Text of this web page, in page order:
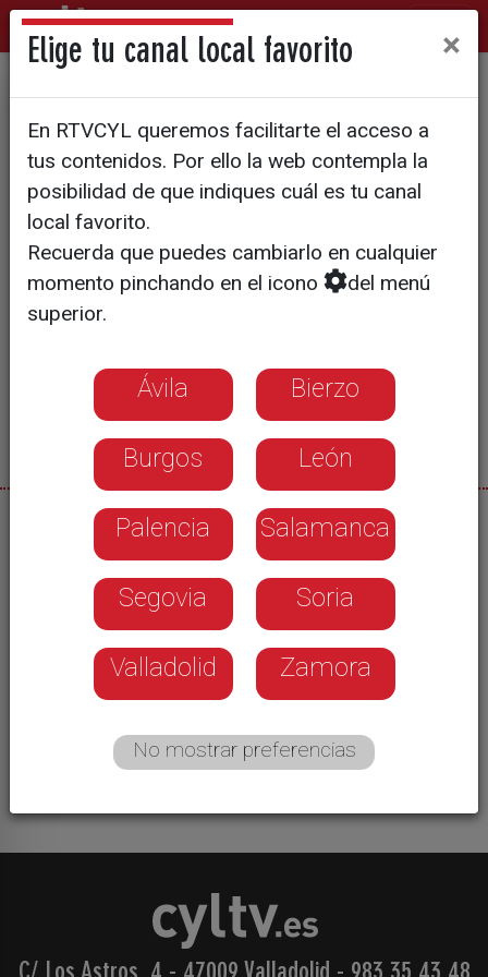
NEGRO / CAP.1 "Los inicios"
24/04/2022
El primer capítulo de 'Negro. Marcados por el
carbón' nos pone en el contexto de la importancia
e influencia que el carbón ha tenido en León, y
nos traslada al origen de las explotaciones con
carácter industrial y profesionalizado, hace más
de siglo y medio. Qué circunstancias permitieron
que naciera en este rincón del país una actividad
que dejaría una huella tan profunda.
Elige tu canal local favorito ×
En RTVCYL queremos facilitarte el acceso a
tus contenidos. Por ello la web contempla la
posibilidad de que indiques cuál es tu canal
local favorito.
Recuerda que puedes cambiarlo en cualquier
momento pinchando en el icono
del menú
superior.
Ávila Bierzo
Burgos León
Palencia Salamanca
Segovia Soria
Valladolid Zamora
No mostrar preferencias